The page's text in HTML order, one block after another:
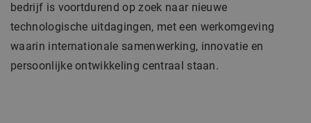
bedrijf is voortdurend op zoek naar nieuwe
technologische uitdagingen, met een werkomgeving
waarin internationale samenwerking, innovatie en
persoonlijke ontwikkeling centraal staan.